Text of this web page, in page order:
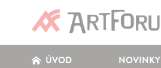
ÚVOD NOVINKY